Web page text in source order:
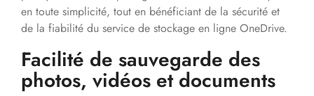
en toute simplicité, tout en bénéficiant de la sécurité et
de la fiabilité du service de stockage en ligne OneDrive.
Facilité de sauvegarde des
photos, vidéos et documents